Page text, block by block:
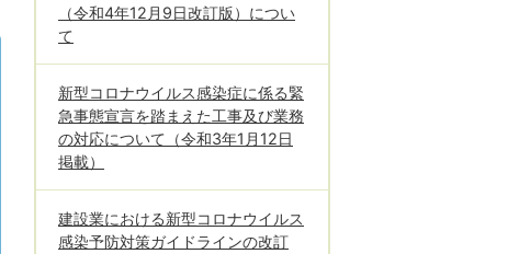
（令和4年12月9日改訂版）につい
て
新型コロナウイルス感染症に係る緊
急事態宣言を踏まえた工事及び業務
の対応について（令和3年1月12日
掲載）
建設業における新型コロナウイルス
感染予防対策ガイドラインの改訂